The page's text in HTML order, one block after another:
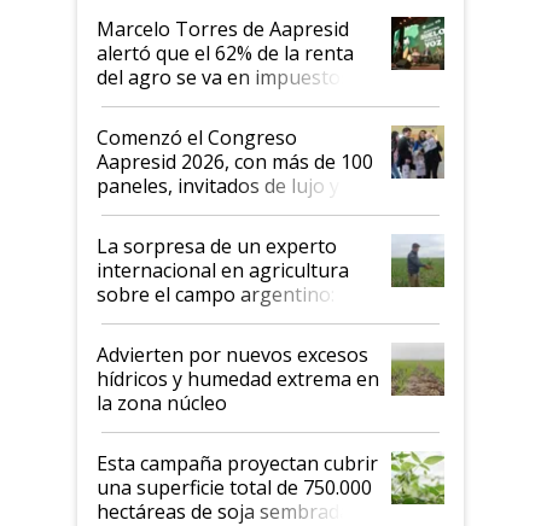
"Los veo más motivados"
Marcelo Torres de Aapresid
alertó que el 62% de la renta
del agro se va en impuestos:
"No es bueno que en
Argentina se sigan discutiendo
las mismas cosas de hace 50
años"
Comenzó el Congreso
Aapresid 2026, con más de 100
paneles, invitados de lujo y
todas las tendencias
La sorpresa de un experto
internacional en agricultura
sobre el campo argentino:
"Estoy muy impresionado"
Advierten por nuevos excesos
hídricos y humedad extrema en
la zona núcleo
Esta campaña proyectan cubrir
una superficie total de 750.000
hectáreas de soja sembradas